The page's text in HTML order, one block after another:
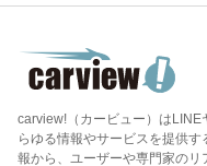
carview!（カービュー）はLINE
らゆる情報やサービスを提供
報から、ユーザーや専門家の